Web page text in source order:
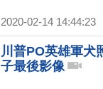
2020-02-14 14:44:23
川普PO英雄軍犬
子最後影像